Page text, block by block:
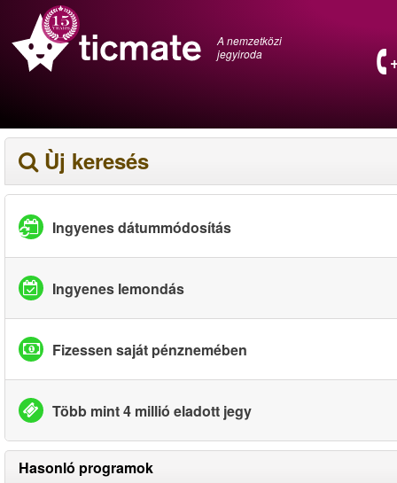
A nemzetközi
jegyiroda
Ùj keresés
Ingyenes dátummódosítás
Ingyenes lemondás
Fizessen saját pénznemében
Több mint 4 millió eladott jegy
Hasonló programok